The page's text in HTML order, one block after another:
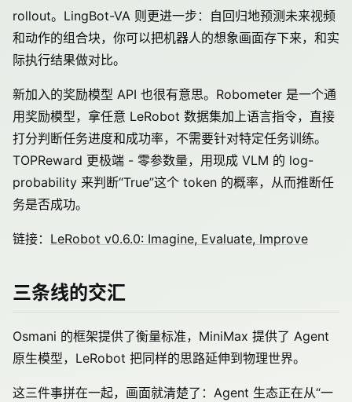
rollout。LingBot-VA 则更进一步：自回归地预测未来视频
和动作的组合块，你可以把机器人的想象画面存下来，和实
际执行结果做对比。
新加入的奖励模型 API 也很有意思。Robometer 是一个通
用奖励模型，拿任意 LeRobot 数据集加上语言指令，直接
打分判断任务进度和成功率，不需要针对特定任务训练。
TOPReward 更极端 - 零参数量，用现成 VLM 的 log-
probability 来判断“True”这个 token 的概率，从而推断任
务是否成功。
链接： LeRobot v0.6.0: Imagine, Evaluate, Improve
三条线的交汇
Osmani 的框架提供了衡量标准，MiniMax 提供了 Agent
原生模型，LeRobot 把同样的思路延伸到物理世界。
这三件事拼在一起，画面就清楚了：Agent 生态正在从“一